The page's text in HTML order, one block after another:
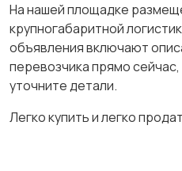
На нашей площадке
крупногабаритной
объявления включают
перевозчика прямо
уточните детали.
Легко купить и легко